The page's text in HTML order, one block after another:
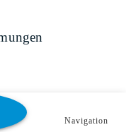
Navigation